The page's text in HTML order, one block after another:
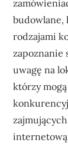
budowlane,
rodzajami
zapoznanie
uwagę na
którzy